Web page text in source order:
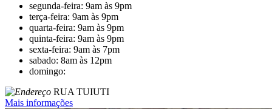
segunda-feira: 9am às 9pm
terça-feira: 9am às 9pm
quarta-feira: 9am às 9pm
quinta-feira: 9am às 9pm
sexta-feira: 9am às 7pm
sabado: 8am às 12pm
domingo:
RUA TUIUTI
Mais informações